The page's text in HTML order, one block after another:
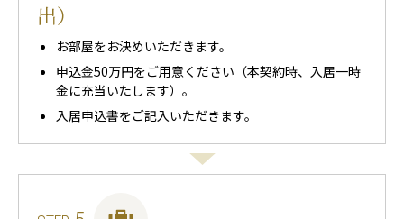
出）
お部屋をお決めいただきます。
申込金50万円をご用意ください（本契約時、入居一時
金に充当いたします）。
入居申込書をご記入いただきます。